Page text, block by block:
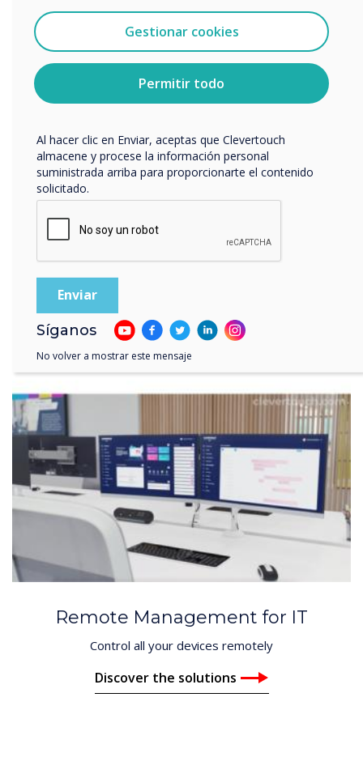
Hybrid & Remote Working
Discover the solutions
Remote Management for IT
Control all your devices remotely
Discover the solutions
Gestionar cookies
Permitir todo
Puedes darte de baja de estas comunicaciones en
cualquier momento. Para obtener más información
sobre cómo darte de baja, nuestras prácticas de
privacidad y cómo nos comprometemos a proteger y
respetar tu privacidad, consulta nuestra
Al hacer clic en Enviar, aceptas que Clevertouch
almacene y procese la información personal
suministrada arriba para proporcionarte el contenido
solicitado.
Síganos
No volver a mostrar este mensaje